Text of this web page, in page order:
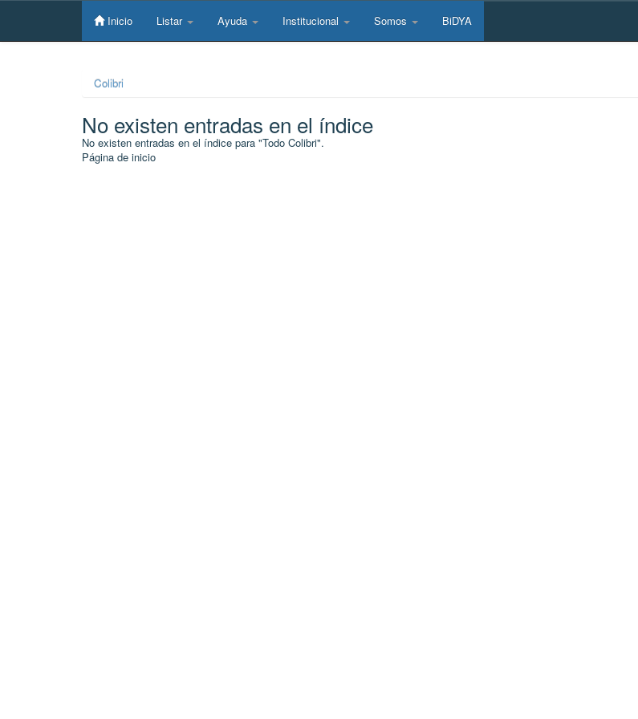
Skip
Inicio Listar Ayuda Institucional Somos BiDYA
Colibri
No existen entradas en el índice
No existen entradas en el índice para "Todo Colibri".
Página de inicio